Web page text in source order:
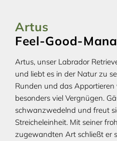
Artus
Feel-Good-
Artus, unser Labrador
und liebt es in der Natur zu
Runden und das
besonders viel Vergnügen.
schwanzwedelnd und freut
Streicheleinheit. Mit seiner
zugewandten Art schließt er